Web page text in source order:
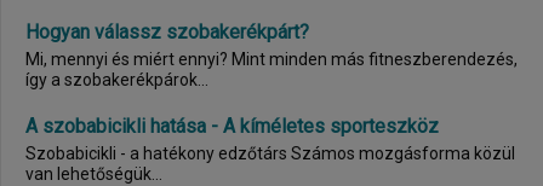
Hogyan válassz szobakerékpárt?
Mi, mennyi és miért ennyi? Mint minden más fitneszberendezés,
így a szobakerékpárok...
A szobabicikli hatása - A kíméletes sporteszköz
Szobabicikli - a hatékony edzőtárs Számos mozgásforma közül
van lehetőségük...